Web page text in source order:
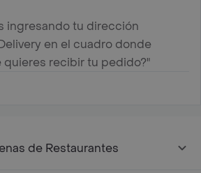
ingresando tu dirección
en el cuadro donde
quieres recibir tu pedido?"
de Restaurantes